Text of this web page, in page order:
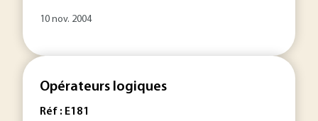
10 nov. 2004
Opérateurs logiques
Réf : E181